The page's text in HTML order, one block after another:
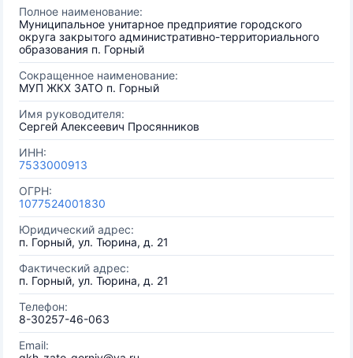
Полное наименование:
Муниципальное унитарное предприятие городского
округа закрытого административно-территориального
образования п. Горный
Сокращенное наименование:
МУП ЖКХ ЗАТО п. Горный
Имя руководителя:
Сергей Алексеевич Просянников
ИНН:
7533000913
ОГРН:
1077524001830
Юридический адрес:
п. Горный, ул. Тюрина, д. 21
Фактический адрес:
п. Горный, ул. Тюрина, д. 21
Телефон:
8-30257-46-063
Email: